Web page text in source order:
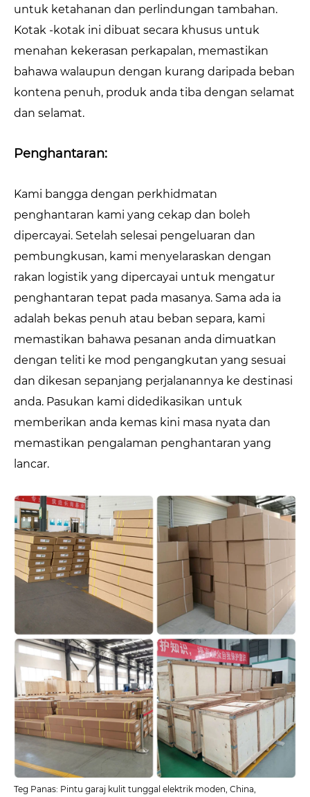
untuk ketahanan dan perlindungan tambahan.
Kotak -kotak ini dibuat secara khusus untuk
menahan kekerasan perkapalan, memastikan
bahawa walaupun dengan kurang daripada beban
kontena penuh, produk anda tiba dengan selamat
dan selamat.
Penghantaran:
Kami bangga dengan perkhidmatan
penghantaran kami yang cekap dan boleh
dipercayai. Setelah selesai pengeluaran dan
pembungkusan, kami menyelaraskan dengan
rakan logistik yang dipercayai untuk mengatur
penghantaran tepat pada masanya. Sama ada ia
adalah bekas penuh atau beban separa, kami
memastikan bahawa pesanan anda dimuatkan
dengan teliti ke mod pengangkutan yang sesuai
dan dikesan sepanjang perjalanannya ke destinasi
anda. Pasukan kami didedikasikan untuk
memberikan anda kemas kini masa nyata dan
memastikan pengalaman penghantaran yang
lancar.
Teg Panas: Pintu garaj kulit tunggal elektrik moden, China,